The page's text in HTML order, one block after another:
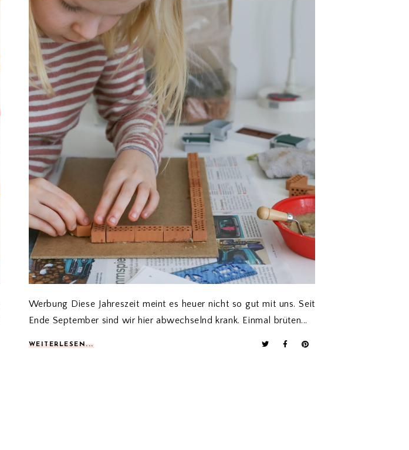
Werbung Diese Jahreszeit meint es heuer nicht so gut mit uns. Seit
Ende September sind wir hier abwechselnd krank. Einmal brüten...
WEITERLESEN...